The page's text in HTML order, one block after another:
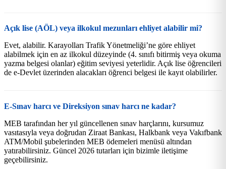
Açık lise (AÖL) veya ilkokul mezunları ehliyet alabilir mi?
Evet, alabilir. Karayolları Trafik Yönetmeliği’ne göre ehliyet
alabilmek için en az ilkokul düzeyinde (4. sınıfı bitirmiş veya okuma
yazma belgesi olanlar) eğitim seviyesi yeterlidir. Açık lise öğrencileri
de e-Devlet üzerinden alacakları öğrenci belgesi ile kayıt olabilirler.
E-Sınav harcı ve Direksiyon sınav harcı ne kadar?
MEB tarafından her yıl güncellenen sınav harçlarını, kursumuz
vasıtasıyla veya doğrudan Ziraat Bankası, Halkbank veya Vakıfbank
ATM/Mobil şubelerinden MEB ödemeleri menüsü altından
yatırabilirsiniz. Güncel 2026 tutarları için bizimle iletişime
geçebilirsiniz.